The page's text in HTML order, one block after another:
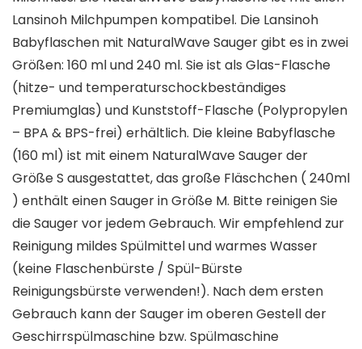
Lansinoh Milchpumpen kompatibel. Die Lansinoh
Babyflaschen mit NaturalWave Sauger gibt es in zwei
Größen: 160 ml und 240 ml. Sie ist als Glas-Flasche
(hitze- und temperaturschockbeständiges
Premiumglas) und Kunststoff-Flasche (Polypropylen
– BPA & BPS-frei) erhältlich. Die kleine Babyflasche
(160 ml) ist mit einem NaturalWave Sauger der
Größe S ausgestattet, das große Fläschchen ( 240ml
) enthält einen Sauger in Größe M. Bitte reinigen Sie
die Sauger vor jedem Gebrauch. Wir empfehlend zur
Reinigung mildes Spülmittel und warmes Wasser
(keine Flaschenbürste / Spül-Bürste
Reinigungsbürste verwenden!). Nach dem ersten
Gebrauch kann der Sauger im oberen Gestell der
Geschirrspülmaschine bzw. Spülmaschine